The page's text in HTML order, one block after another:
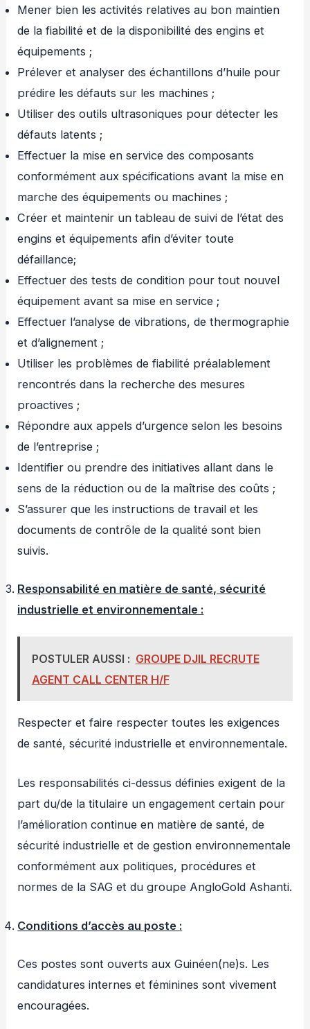
Mener bien les activités relatives au bon maintien
de la fiabilité et de la disponibilité des engins et
équipements ;
Prélever et analyser des échantillons d’huile pour
prédire les défauts sur les machines ;
Utiliser des outils ultrasoniques pour détecter les
défauts latents ;
Effectuer la mise en service des composants
conformément aux spécifications avant la mise en
marche des équipements ou machines ;
Créer et maintenir un tableau de suivi de l’état des
engins et équipements afin d’éviter toute
défaillance;
Effectuer des tests de condition pour tout nouvel
équipement avant sa mise en service ;
Effectuer l’analyse de vibrations, de thermographie
et d’alignement ;
Utiliser les problèmes de fiabilité préalablement
rencontrés dans la recherche des mesures
proactives ;
Répondre aux appels d’urgence selon les besoins
de l’entreprise ;
Identifier ou prendre des initiatives allant dans le
sens de la réduction ou de la maîtrise des coûts ;
S’assurer que les instructions de travail et les
documents de contrôle de la qualité sont bien
suivis.
Responsabilité en matière de santé, sécurité
industrielle et environnementale :
POSTULER AUSSI : GROUPE DJIL RECRUTE
AGENT CALL CENTER H/F
Respecter et faire respecter toutes les exigences
de santé, sécurité industrielle et environnementale.
Les responsabilités ci-dessus définies exigent de la
part du/de la titulaire un engagement certain pour
l’amélioration continue en matière de santé, de
sécurité industrielle et de gestion environnementale
conformément aux politiques, procédures et
normes de la SAG et du groupe AngloGold Ashanti.
Conditions d’accès au poste :
Ces postes sont ouverts aux Guinéen(ne)s. Les
candidatures internes et féminines sont vivement
encouragées.